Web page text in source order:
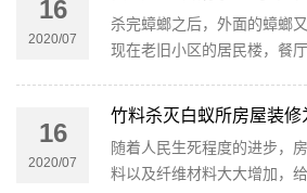
部中央均匀喷洒。
16
2020/07
杀完蟑螂之后，外面的蟑螂
现在老旧小区的居民楼，餐
象。
16
2020/07
竹料杀灭白蚁所房屋装
随着人民生死程度的进步，
料以及纤维材料大大增加，